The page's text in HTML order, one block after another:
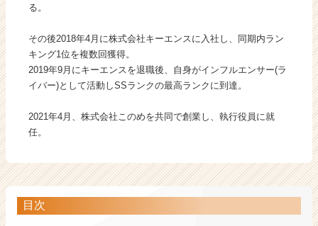
C
a
r
e
r）
る。
その後2018年4月に株式会社キーエンスに入社し、同期内ラン
キング1位を複数回獲得。
2019年9月にキーエンスを退職後、自身がインフルエンサー(ラ
イバー)として活動しSSランクの最高ランクに到達。
2021年4月、株式会社このめを共同で創業し、執行役員に就
任。
目次